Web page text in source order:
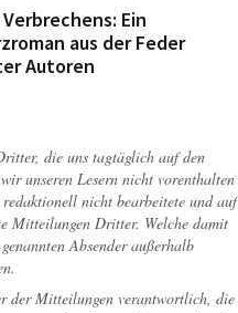
Ein
aus der Feder
Autoren
die uns tagtäglich auf den
unseren Lesern nicht vorenthalten
nicht bearbeitete und auf
Mitteilungen Dritter. Welche damit
Absender außerhalb
der Mitteilungen verantwortlich, die